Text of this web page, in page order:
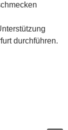
durchführen.